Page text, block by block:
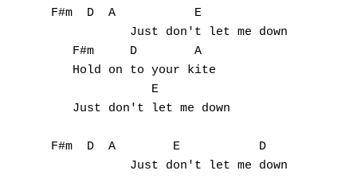
F#m  D  A           E
           Just don't let me down
   F#m     D        A
   Hold on to your kite
              E
   Just don't let me down
F#m  D  A        E           D      F#m
K
L